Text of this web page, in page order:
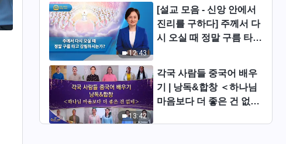
10:29
매일의 하나님 말씀 ― 생명 진
입 | 발췌문 399
4:57
매일의 하나님 말씀 ― 생명 진
입 | 발췌문 400
생
12:43
[설교 모음 - 신앙 안에서
진리를 구하다] 주께서 다
시 오실 때 정말 구름 타고
13:42
각국 사람들 중국어 배우
기 | 낭독&합창 ＜하나님
마음보다 더 좋은 건 없네